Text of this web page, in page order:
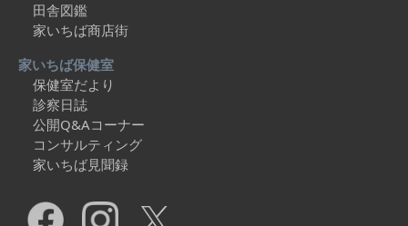
田舎図鑑
家いちば商店街
家いちば保健室
保健室だより
診察日誌
公開Q&Aコーナー
コンサルティング
家いちば見聞録